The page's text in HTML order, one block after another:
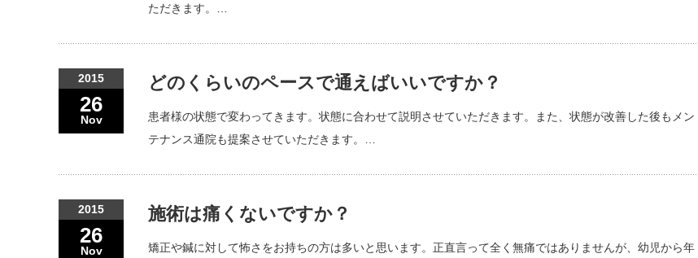
ただきます。…
2015
26
Nov
どのくらいのペースで通えばいいですか？
患者様の状態で変わってきます。状態に合わせて説明させていただきます。また、状態が改善した後もメン
テナンス通院も提案させていただきます。…
2015
26
Nov
施術は痛くないですか？
矯正や鍼に対して怖さをお持ちの方は多いと思います。正直言って全く無痛ではありませんが、幼児から年